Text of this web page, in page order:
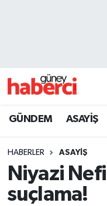
GÜNDEM ASAYİŞ
HABERLER ASAYİŞ
Niyazi Nefi
suçlama!
Beyoğlu Trafik
Son Dakika
Haber Arşivi